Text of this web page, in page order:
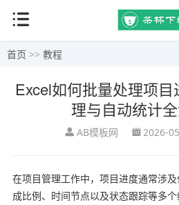
首页 >> 教程
Excel如何批量处理项
理与自动统计
AB模板网 2026-
在项目管理工作中，项目进度通常涉
成比例、时间节点以及状态跟踪等多个